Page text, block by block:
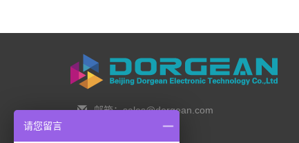
邮箱：sales@dorgean.com
请您留言